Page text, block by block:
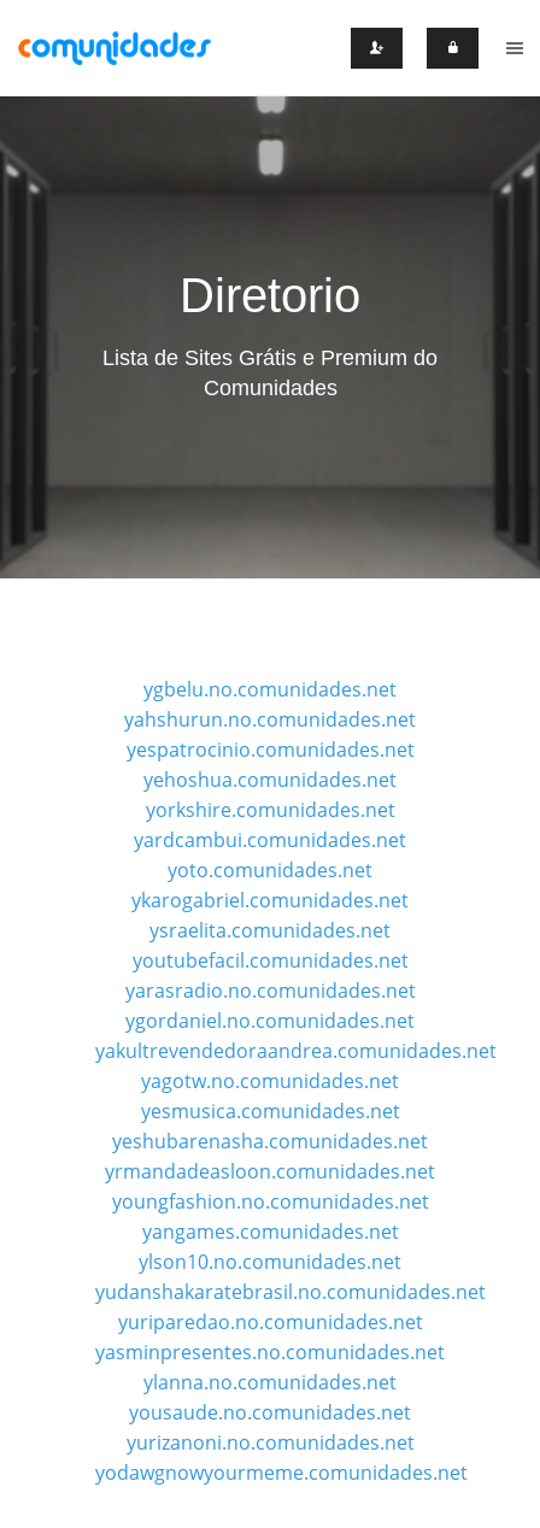
Diretorio
Lista de Sites Grátis e Premium do
Comunidades
ygbelu.no.comunidades.net
yahshurun.no.comunidades.net
yespatrocinio.comunidades.net
yehoshua.comunidades.net
yorkshire.comunidades.net
yardcambui.comunidades.net
yoto.comunidades.net
ykarogabriel.comunidades.net
ysraelita.comunidades.net
youtubefacil.comunidades.net
yarasradio.no.comunidades.net
ygordaniel.no.comunidades.net
yakultrevendedoraandrea.comunidades.net
yagotw.no.comunidades.net
yesmusica.comunidades.net
yeshubarenasha.comunidades.net
yrmandadeasloon.comunidades.net
youngfashion.no.comunidades.net
yangames.comunidades.net
ylson10.no.comunidades.net
yudanshakaratebrasil.no.comunidades.net
yuriparedao.no.comunidades.net
yasminpresentes.no.comunidades.net
ylanna.no.comunidades.net
yousaude.no.comunidades.net
yurizanoni.no.comunidades.net
yodawgnowyourmeme.comunidades.net